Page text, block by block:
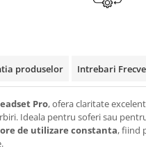
produselor Intrebari
Pro, ofera claritate
Ideala pentru soferi sau
ore de utilizare constanta, fiind